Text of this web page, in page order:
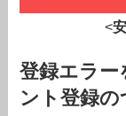
<
登録エラー
ント登録